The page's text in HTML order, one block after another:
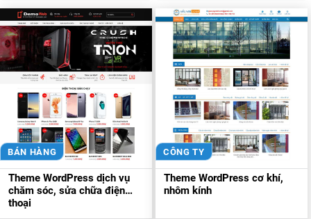
BÁN HÀNG
Theme WordPress dịch vụ
chăm sóc, sửa chữa điện
thoại
CÔNG TY
Theme WordPress cơ khí,
nhôm kính